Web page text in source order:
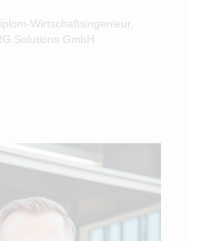
Wirtschaftsingenieur,
Solutions GmbH